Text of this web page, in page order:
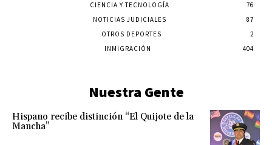
CIENCIA Y TECNOLOGÍA
76
NOTICIAS JUDICIALES
87
OTROS DEPORTES
2
INMIGRACIÓN
404
Nuestra Gente
Hispano recibe distinción “El Quijote de la
Mancha”